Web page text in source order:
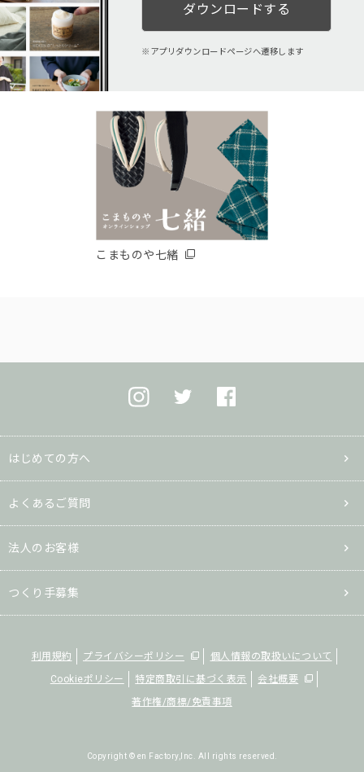
ダウンロードする
アプリダウンロードページへ遷移します
こまものや七緒
はじめての方へ
よくあるご質問
法人のお客様
つくり手募集
利用規約 プライバシーポリシー
個人情報の取扱いについて
Cookieポリシー
特定商取引に基づく表示
会社概要
著作権/商標/免責事項
Copyright © en Factory,Inc. All rights reserved.